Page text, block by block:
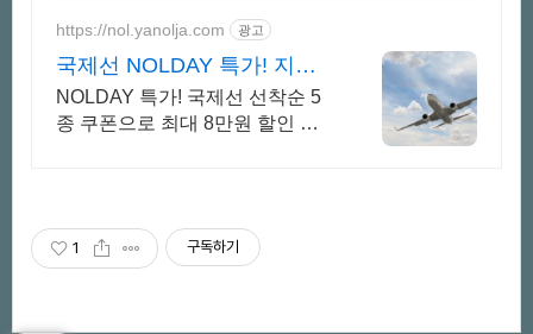
하기
https://nol.yanolja.com 광고
국제선 NOLDAY 특가! 지금
인기 해외노선 특가
NOLDAY 특가! 국제선 선착순 5
종 쿠폰으로 최대 8만원 할인 혜
1 구독하기